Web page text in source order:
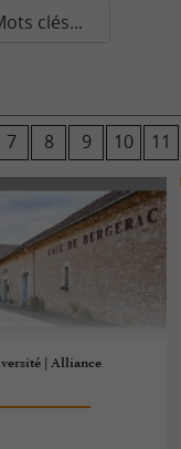
clés...
7 8 9 10 11
| Alliance